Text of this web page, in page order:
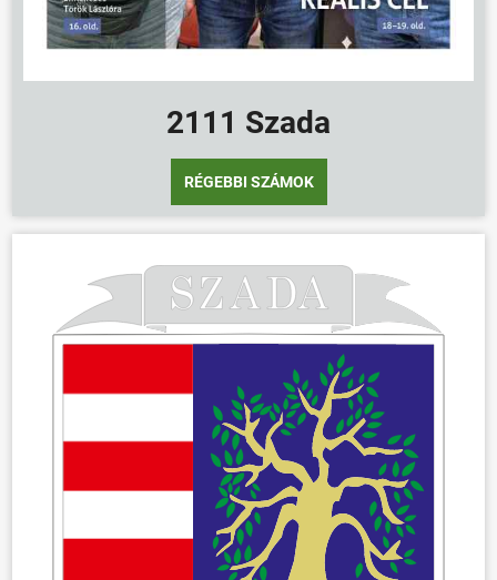
2111 Szada
RÉGEBBI SZÁMOK